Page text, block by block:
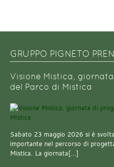
GRUPPO PIGNETO
Visione Mistica,
del Parco di Mistica
Sabato 23 maggio 2026 si è
importante nel percorso di
Mistica. La giornata[…]